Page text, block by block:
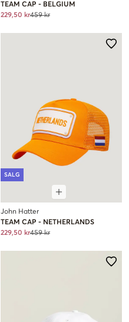
TEAM CAP - BELGIUM
229,50 kr459 kr
SALG
John Hatter
TEAM CAP - NETHERLANDS
229,50 kr459 kr